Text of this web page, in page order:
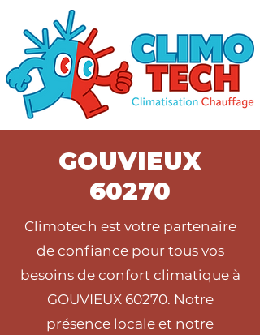
GOUVIEUX
60270
Climotech est votre partenaire
de confiance pour tous vos
besoins de confort climatique à
GOUVIEUX 60270. Notre
présence locale et notre